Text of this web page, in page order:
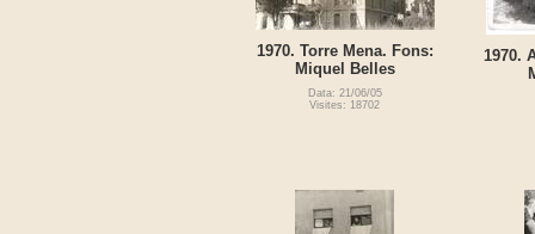
1970. Torre Mena. Fons:
Miquel Belles
Data: 21/06/05
Visites: 18702
1970.